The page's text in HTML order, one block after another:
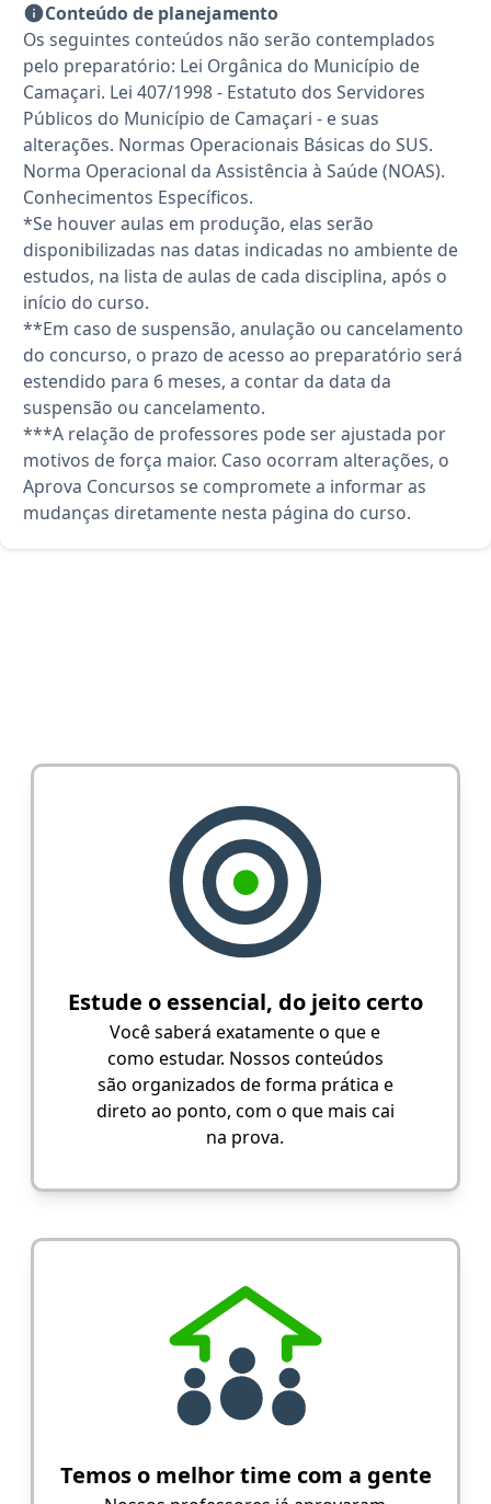
Conteúdo de planejamento
Os seguintes conteúdos não serão contemplados
pelo preparatório: Lei Orgânica do Município de
Camaçari. Lei 407/1998 - Estatuto dos Servidores
Públicos do Município de Camaçari - e suas
alterações. Normas Operacionais Básicas do SUS.
Norma Operacional da Assistência à Saúde (NOAS).
Conhecimentos Específicos.
*Se houver aulas em produção, elas serão
disponibilizadas nas datas indicadas no ambiente de
estudos, na lista de aulas de cada disciplina, após o
início do curso.
**Em caso de suspensão, anulação ou cancelamento
do concurso, o prazo de acesso ao preparatório será
estendido para 6 meses, a contar da data da
suspensão ou cancelamento.
***A relação de professores pode ser ajustada por
motivos de força maior. Caso ocorram alterações, o
Aprova Concursos se compromete a informar as
mudanças diretamente nesta página do curso.
Estude o essencial, do jeito certo
Você saberá exatamente o que e
como estudar. Nossos conteúdos
são organizados de forma prática e
direto ao ponto, com o que mais cai
na prova.
Temos o melhor time com a gente